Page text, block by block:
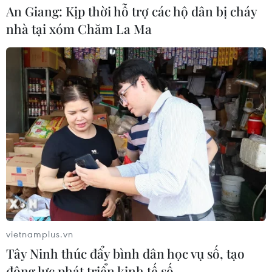
Meta tung công cụ AI lập trình tự
động cho nhà phát triển
06/08/2026 06:40
Doanh thu AI của Microsoft phụ
thuộc phần lớn vào đối tác OpenAI
06/08/2026 06:31
Tây Ninh: Tạo điều kiện hình thành
doanh nghiệp công nghệ chiến lược
An Giang: Kịp thời hỗ trợ các hộ dân bị cháy
nhà tại xóm Chăm La Ma
vietnamplus.vn
Tây Ninh thúc đẩy bình dân học vụ số, tạo